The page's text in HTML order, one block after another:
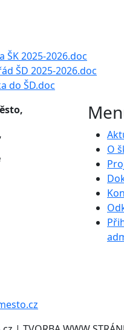
ŠK 2025-2026.doc
ŠD 2025-2026.doc
do ŠD.doc
O